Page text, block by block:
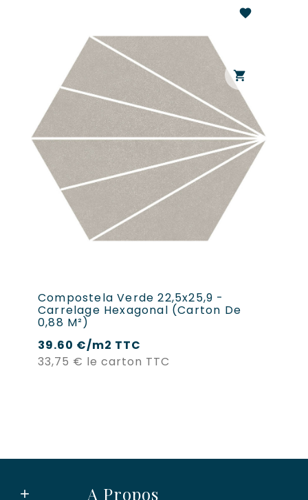
Compostela Verde 22,5x25,9 -
Carrelage Hexagonal (carton De
0,88 M²)
39.60 €/m2 TTC
33,75 € le carton TTC
favorite
shopping_cart
A Propos
